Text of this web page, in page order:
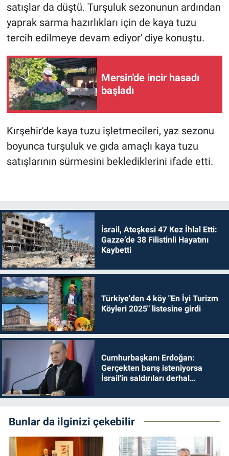
satışlar da düştü. Turşuluk sezonunun ardından
yaprak sarma hazırlıkları için de kaya tuzu
tercih edilmeye devam ediyor' diye konuştu.
Mersin'de incir hasadı
başladı
Kırşehir'de kaya tuzu işletmecileri, yaz sezonu
boyunca turşuluk ve gıda amaçlı kaya tuzu
satışlarının sürmesini beklediklerini ifade etti.
İsrail, Ateşkesi 47 Kez İhlal Etti:
Gazze’de 38 Filistinli Hayatını
Kaybetti
Türkiye'den 4 köy "En İyi Turizm
Köyleri 2025" listesine girdi
Cumhurbaşkanı Erdoğan:
Gerçekten barış isteniyorsa
İsrail'in saldırıları derhal
Bunlar da ilginizi çekebilir